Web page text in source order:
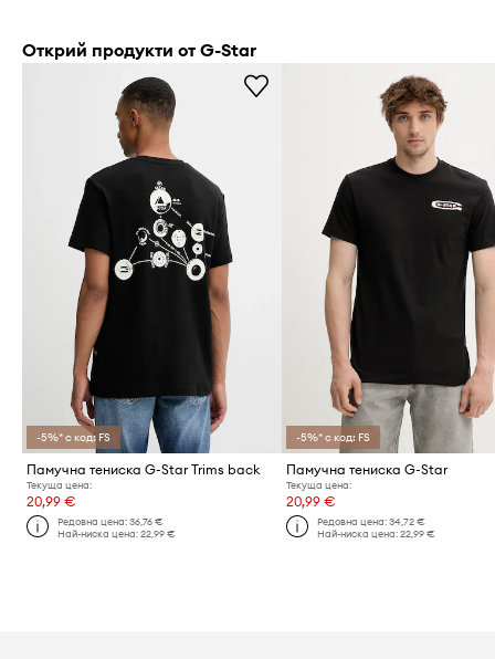
Открий продукти от G-Star
-5%* с код: FS
Памучна тениска G-Star Trims back
Текуща цена:
20,99 €
Редовна цена:36,76 €
Най-ниска цена:22,99 €
-5%* с код: FS
Памучна тениска G-Star
Текуща цена:
20,99 €
Редовна цена: 34,72 €
Най-ниска цена: 22,99 €